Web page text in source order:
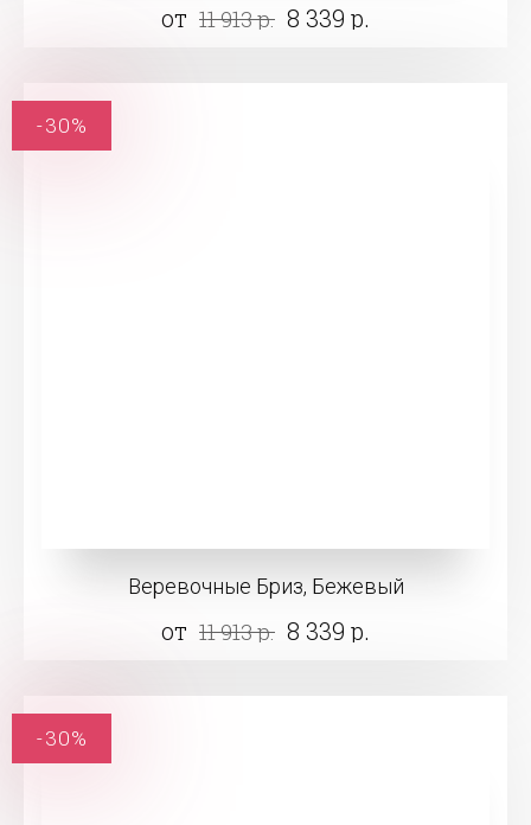
от 11 913 р. 8 339 р.
Веревочные Бриз, Бежевый
от 11 913 р. 8 339 р.
-30%
-30%